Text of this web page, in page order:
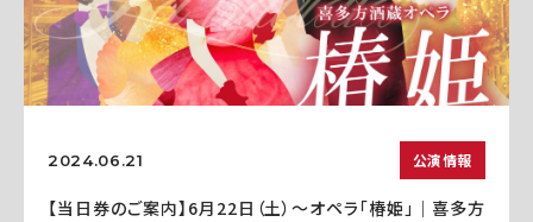
2024.06.21 公演情報
【当日券のご案内】6月22日（土）～オペラ「椿姫」｜喜多方